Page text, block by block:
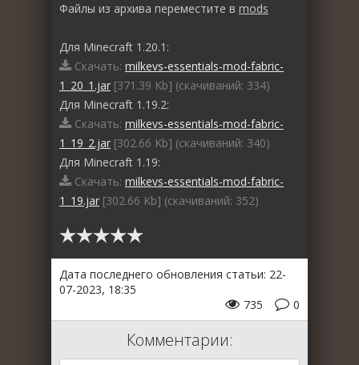
Файлы из архива переместите в mods
Для Minecraft 1.20.1:
Скачать: milkevs-essentials-mod-fabric-
1_20_1.jar [371.39 Kb] (cкачиваний: 334)
Для Minecraft 1.19.2:
Скачать: milkevs-essentials-mod-fabric-
1_19_2.jar [302.66 Kb] (cкачиваний: 340)
Для Minecraft 1.19:
Скачать: milkevs-essentials-mod-fabric-
1_19.jar [302.66 Kb] (cкачиваний: 352)
Дата последнего обновления статьи: 22-
07-2023, 18:35
0
735
Комментарии: